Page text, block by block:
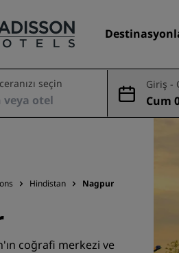
seçin Giriş -
Cum
Ağu
Hindistan Nagpur
coğrafi merkezi ve